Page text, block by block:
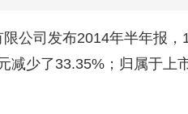
公司发布2014年半年报
减少了33.35%；归属于上